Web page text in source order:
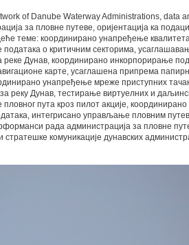
of Danube Waterway Administrations, data
за пловне путеве, оријентација ка
теме: координирано унапређење
података о критичним секторима,
Дунав, координирано инкорпорирање
карте, усаглашена припрема
унапређење мреже приступних
реку Дунав, тестирање виртуелних и
пута кроз пилот акције,
интегрисано управљање пловним
рада администрација за пловне
комуникације дунавских